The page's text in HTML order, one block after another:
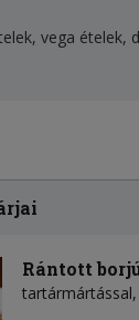
vega ételek,
Rántott